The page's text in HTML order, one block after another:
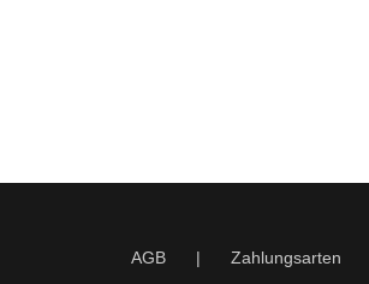
AGB Zahlungsarten